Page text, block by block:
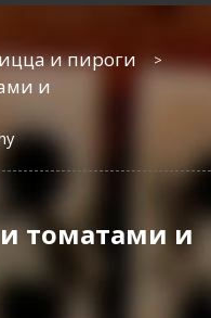
и пироги
и
томатами и